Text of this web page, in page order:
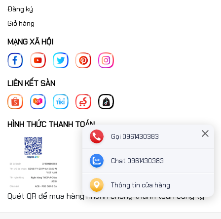
Đăng ký
Giỏ hàng
MẠNG XÃ HỘI
LIÊN KẾT SÀN
HÌNH THỨC THANH TOÁN
Quét QR để mua hàng nhanh chóng thanh toán công ty
Gọi 0961430383
Chat 0961430383
Thông tin cửa hàng